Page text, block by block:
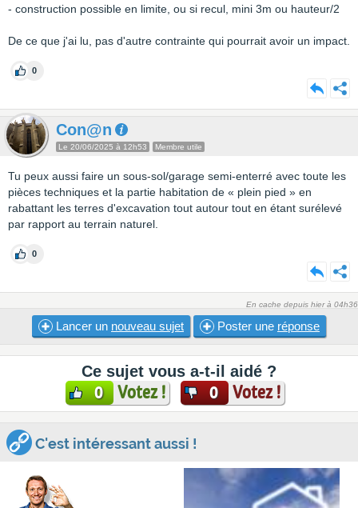
- construction possible en limite, ou si recul, mini 3m ou hauteur/2
De ce que j'ai lu, pas d'autre contrainte qui pourrait avoir un impact.
0
Con@n
Le 20/06/2025 à 12h53 Membre utile
Tu peux aussi faire un sous-sol/garage semi-enterré avec toute les
pièces techniques et la partie habitation de « plein pied » en
rabattant les terres d'excavation tout autour tout en étant surélevé
par rapport au terrain naturel.
0
En cache depuis hier à 04h36
Lancer un nouveau sujet Poster une réponse
Ce sujet vous a-t-il aidé ?
0 Votez ! 0 Votez !
C'est intéressant aussi !